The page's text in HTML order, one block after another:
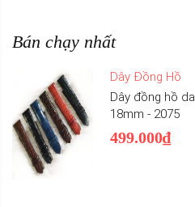
Bán chạy nhất
Dây Đồng Hồ
Dây đồng hồ
18mm - 2075
499.000₫